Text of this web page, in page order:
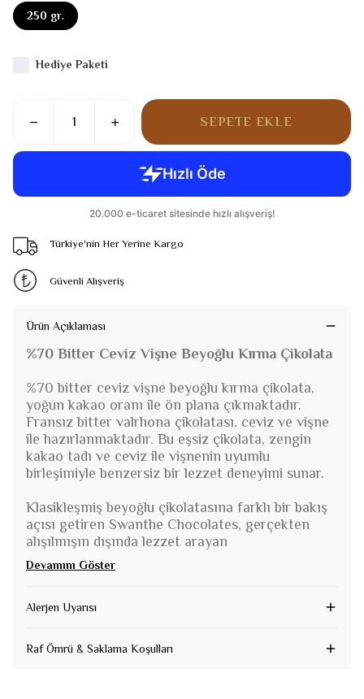
250 gr.
Hediye Paketi
SEPETE EKLE
Türkiye'nin Her Yerine Kargo
Güvenli Alışveriş
Ürün Açıklaması
%70 Bitter Ceviz Vişne Beyoğlu Kırma Çikolata
%70 bitter ceviz vişne beyoğlu kırma çikolata,
yoğun kakao oranı ile ön plana çıkmaktadır.
Fransız bitter valrhona çikolatası, ceviz ve vişne
ile hazırlanmaktadır. Bu eşsiz çikolata, zengin
kakao tadı ve ceviz ile vişnenin uyumlu
birleşimiyle benzersiz bir lezzet deneyimi sunar.
Klasikleşmiş beyoğlu çikolatasına farklı bir bakış
açısı getiren Swanthe Chocolates, gerçekten
alışılmışın dışında lezzet arayan
Devamını Göster
Alerjen Uyarısı
Raf Ömrü & Saklama Koşulları